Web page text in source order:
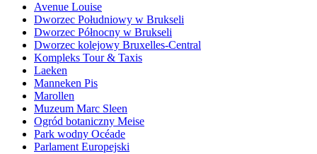
Avenue Louise
Dworzec Południowy w Brukseli
Dworzec Północny w Brukseli
Dworzec kolejowy Bruxelles-Central
Kompleks Tour & Taxis
Laeken
Manneken Pis
Marollen
Muzeum Marc Sleen
Ogród botaniczny Meise
Park wodny Océade
Parlament Europejski